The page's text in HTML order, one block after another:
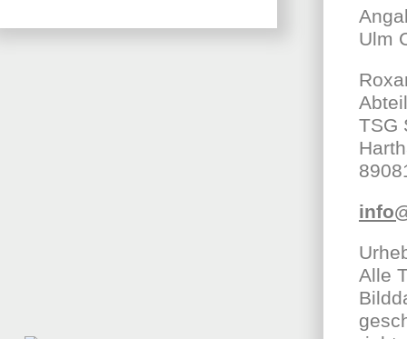
Ulm
TSG
Alle